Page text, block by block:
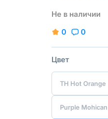
Не в наличии
0 0
Цвет
TH Hot Orange
Purple Mohican